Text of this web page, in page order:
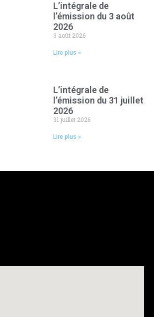
L’intégrale de
l’émission du 3 août
2026
3 août 2026
Lire plus »
L’intégrale de
l’émission du 31 juillet
2026
31 juillet 2026
Lire plus »